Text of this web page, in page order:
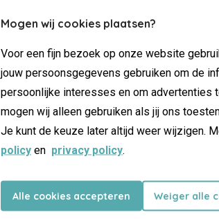
Mogen wij cookies plaatsen?
Voor een fijn bezoek op onze website
jouw persoonsgegevens gebruiken om de
persoonlijke interesses en om advertenties
mogen wij alleen gebruiken als jij ons
Je kunt de keuze later altijd weer wijzigen.
policy en privacy policy.
Alle cookies accepteren Weiger alle
Woon-/eetkamer